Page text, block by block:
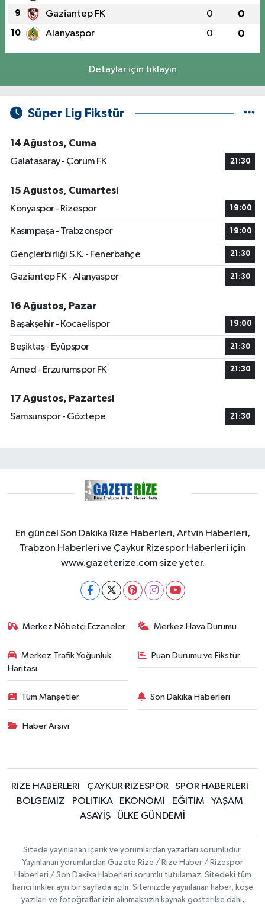
9 Gaziantep FK 0 0
10 Alanyaspor 0 0
Detaylar için tıklayın
Süper Lig Fikstür
14 Ağustos, Cuma
Galatasaray - Çorum FK
21:30
15 Ağustos, Cumartesi
Konyaspor - Rizespor
19:00
Kasımpaşa - Trabzonspor 19:00
Gençlerbirliği S.K. - Fenerbahçe 21:30
Gaziantep FK - Alanyaspor 21:30
16 Ağustos, Pazar
Başakşehir - Kocaelispor
19:00
Beşiktaş - Eyüpspor 21:30
Amed - Erzurumspor FK 21:30
17 Ağustos, Pazartesi
Samsunspor - Göztepe
21:30
En güncel Son Dakika Rize Haberleri, Artvin Haberleri,
Trabzon Haberleri ve Çaykur Rizespor Haberleri için
www.gazeterize.com size yeter.
Merkez Nöbetçi Eczaneler Merkez Hava Durumu
Merkez Trafik Yoğunluk
Haritası
Puan Durumu ve Fikstür
Tüm Manşetler Son Dakika Haberleri
Haber Arşivi
RİZE HABERLERİ ÇAYKUR RİZESPOR
SPOR HABERLERİ
BÖLGEMİZ
POLİTİKA EKONOMİ EĞİTİM
YAŞAM
ASAYİŞ
ÜLKE GÜNDEMİ
Sitede yayınlanan içerik ve yorumlardan yazarları sorumludur.
Yayınlanan yorumlardan Gazete Rize / Rize Haber / Rizespor
Haberleri / Son Dakika Haberleri sorumlu tutulamaz. Sitedeki tüm
harici linkler ayrı bir sayfada açılır. Sitemizde yayınlanan haber, köşe
yazıları ve fotoğraflar izin alınmaksızın kaynak gösterilse dahi,